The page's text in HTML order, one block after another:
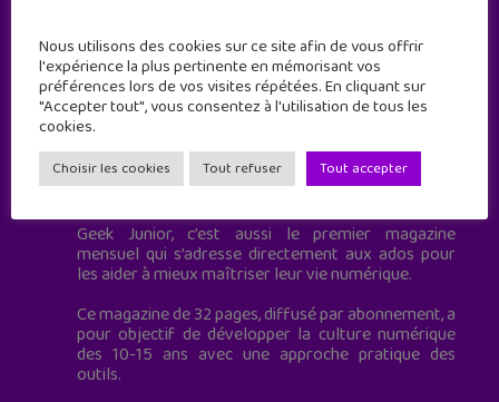
Geek Junior est le premier site de culture numérique
à destination des adolescents.
Geek Junior, c’est aussi le premier magazine
mensuel qui s’adresse directement aux ados pour
les aider à mieux maîtriser leur vie numérique.
Ce magazine de 32 pages, diffusé par abonnement, a
pour objectif de développer la culture numérique
des 10-15 ans avec une approche pratique des
outils.
Nous utilisons des cookies sur ce site afin de vous offrir
l'expérience la plus pertinente en mémorisant vos
préférences lors de vos visites répétées. En cliquant sur
"Accepter tout", vous consentez à l'utilisation de tous les
cookies.
Choisir les cookies Tout refuser Tout accepter